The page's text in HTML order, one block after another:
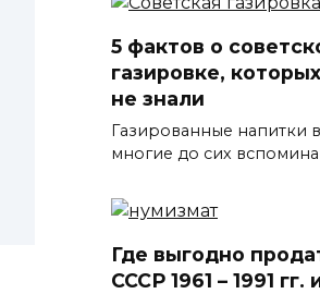
5 фактов о
газировке,
не знали
Газированные напитки
многие до сих
Где выгодно
СССР 1961 – 1991 гг.